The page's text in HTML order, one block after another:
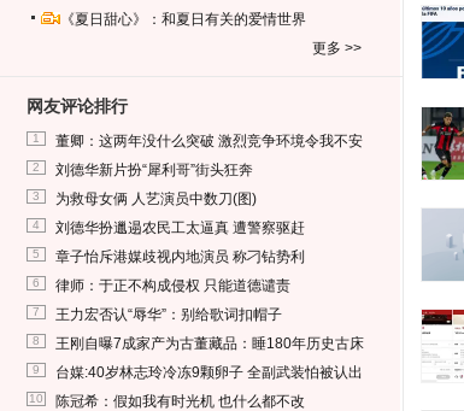
《夏日甜心》：和夏日有关的爱情世界
更多 >>
网友评论排行
1 董卿：这两年没什么突破 激烈竞争环境令我不安
2 刘德华新片扮“犀利哥”街头狂奔
3 为救母女俩 人艺演员中数刀(图)
4 刘德华扮邋遢农民工太逼真 遭警察驱赶
5 章子怡斥港媒歧视内地演员 称刁钻势利
6 律师：于正不构成侵权 只能道德谴责
7 王力宏否认“辱华”：别给歌词扣帽子
8 王刚自曝7成家产为古董藏品：睡180年历史古床
9 台媒:40岁林志玲冷冻9颗卵子 全副武装怕被认出
10 陈冠希：假如我有时光机 也什么都不改